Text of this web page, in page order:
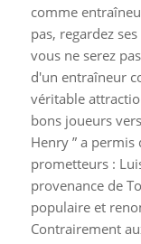
comme
pas, regardez
vous ne serez
d'un entraîneur
véritable
bons joueurs
Henry ” a
prometteurs :
provenance de
populaire et
Contrairement